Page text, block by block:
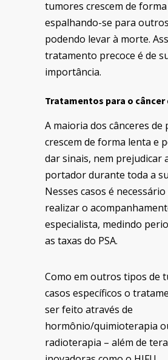
tumores crescem de
espalhando-se para
podendo levar à morte.
tratamento precoce é de
importância.
Tratamentos para o
A maioria dos cânceres de
crescem de forma lenta e
dar sinais, nem prejudicar
portador durante toda a
Nesses casos é
realizar o
especialista, medindo
as taxas do PSA.
Como em outros tipos de
casos específicos o
ser feito através de
hormônio/quimioterapia
radioterapia – além de